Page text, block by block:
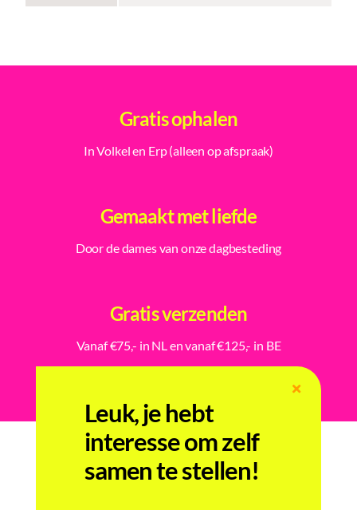
Gratis ophalen
In Volkel en Erp (alleen op afspraak)
Gemaakt met liefde
Door de dames van onze dagbesteding
Gratis verzenden
Vanaf €75,- in NL en vanaf €125,- in BE
Leuk, je hebt
interesse om zelf
samen te stellen!